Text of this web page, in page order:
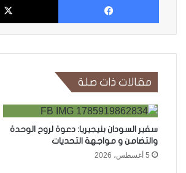
مقالات ذات صلة
سفير السودان بنيجيريا: دعوة لروح الوحدة
والتضامن و مواجهة التحديات
5 أغسطس، 2026